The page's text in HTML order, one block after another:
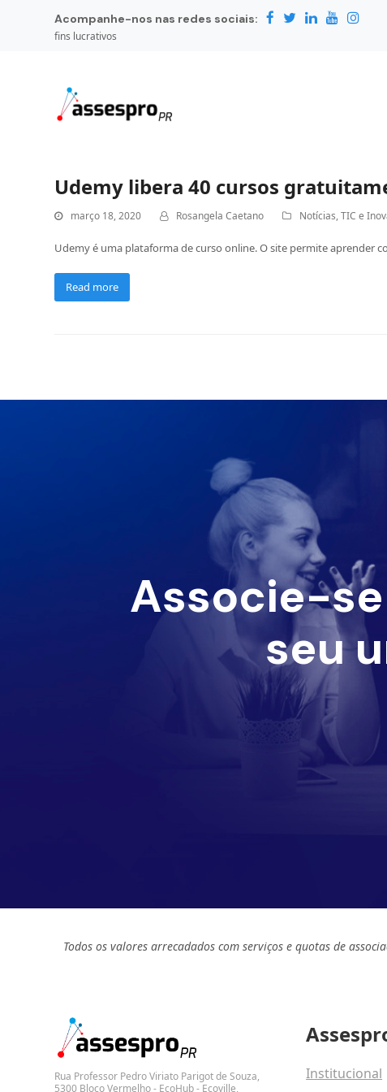
Acompanhe-nos nas redes sociais:
fins lucrativos
Udemy libera 40 cursos
março 18, 2020 Rosangela Caetano Notícias,TIC e
Udemy é uma plataforma de curso online. O site permite aprender
Read more
Associe-
seu
Todos os valores arrecadados com serviços e quotas de
Rua Professor Pedro Viriato Parigot de Souza,
5300 Bloco Vermelho - EcoHub - Ecoville,
Institucional